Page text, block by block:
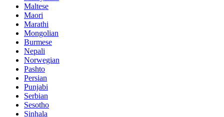
Maltese
Maori
Marathi
Mongolian
Burmese
Nepali
Norwegian
Pashto
Persian
Punjabi
Serbian
Sesotho
Sinhala